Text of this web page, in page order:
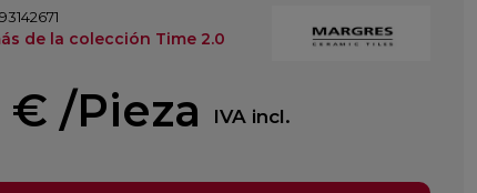
93142671
de la colección Time 2.0
€ /Pieza IVA incl.